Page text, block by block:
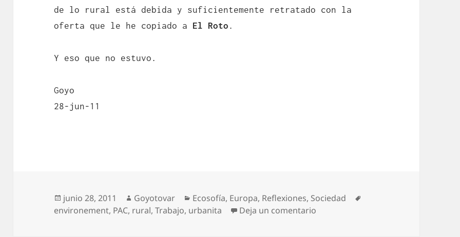
de lo rural está debida y suficientemente retratado con la
oferta que le he copiado a El Roto .
Y eso que no estuvo.
Goyo
28-jun-11
Publicado
el
junio 28, 2011 Autor
Goyotovar Categorías
Ecosofía, Europa, Reflexiones, Sociedad
environement, PAC, rural,Trabajo, urbanita Deja un comentario